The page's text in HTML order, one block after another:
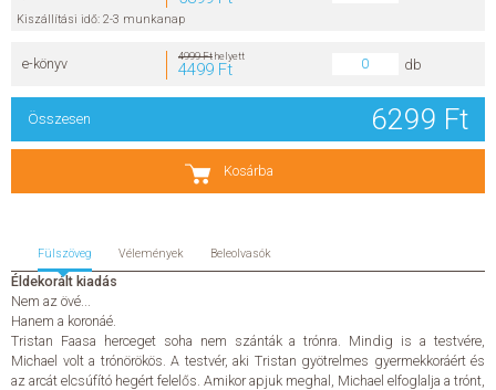
Kosárba
Kiszállítási idő: 2-3 munkanap
e-könyv 4999 Fthelyett
4499 Ft db
Összesen 6299 Ft
Fülszöveg Vélemények Beleolvasók
Éldekorált kiadás
Nem az övé...
Hanem a koronáé.
Tristan Faasa herceget soha nem szánták a trónra. Mindig is a testvére,
Michael volt a trónörökös. A testvér, aki Tristan gyötrelmes gyermekkoráért és
az arcát elcsúfító hegért felelős. Amikor apjuk meghal, Michael elfoglalja a trónt,
GYIK
SAJTÓANYAGOK
KAPCSOLAT
ELŐRENDELHETŐ KIADVÁNYOK
ÚJDONSÁGOK